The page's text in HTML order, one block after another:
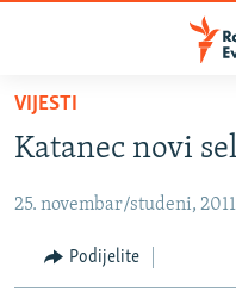
Pređite
glavni
Pređite
SRBIJA
KOSOVO
VIJESTI
Katanec novi
25. novembar/studeni,
Podijelite